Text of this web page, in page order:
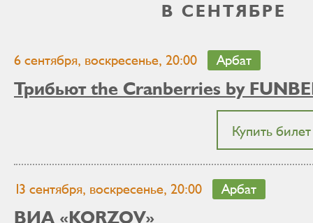
В СЕНТЯБРЕ
6 сентября, воскресенье, 20:00 Арбат
Трибьют the Cranberries by
Купить билет
13 сентября, воскресенье, 20:00 Арбат
ВИА «KORZOV»